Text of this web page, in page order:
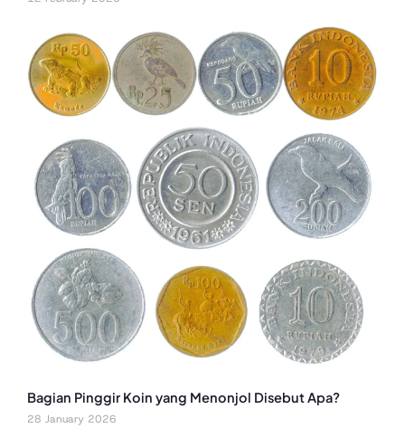
Bagian Pinggir Koin yang Menonjol Disebut Apa?
28 January 2026